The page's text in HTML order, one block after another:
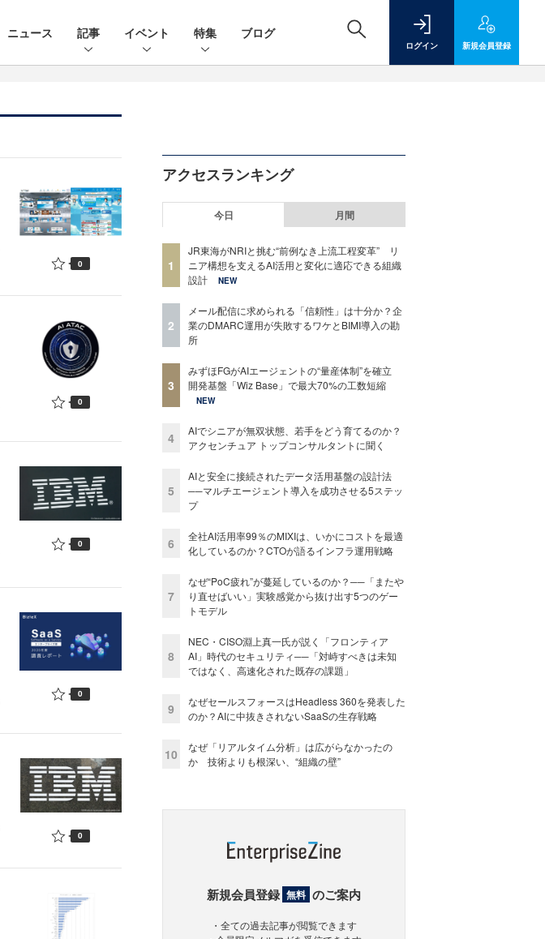
ニュース 記事 イベント 特集 ブログ
ログイン 新規会員登録
0
0
0
0
0
アクセスランキング
今日 月間
1
JR東海がNRIと挑む“前例なき上流工程変革” リ
ニア構想を支えるAI活用と変化に適応できる組織
設計
NEW
2
メール配信に求められる「信頼性」は十分か？企
業のDMARC運用が失敗するワケとBIMI導入の勘
所
3
みずほFGがAIエージェントの“量産体制”を確立
開発基盤「Wiz Base」で最大70%の工数短縮
NEW
4
AIでシニアが無双状態、若手をどう育てるのか？
アクセンチュア トップコンサルタントに聞く
5
AIと安全に接続されたデータ活用基盤の設計法
──マルチエージェント導入を成功させる5ステッ
プ
6
全社AI活用率99％のMIXIは、いかにコストを最適
化しているのか？CTOが語るインフラ運用戦略
7
なぜ“PoC疲れ”が蔓延しているのか？──「またや
り直せばいい」実験感覚から抜け出す5つのゲー
トモデル
8
NEC・CISO淵上真一氏が説く「フロンティア
AI」時代のセキュリティ──「対峙すべきは未知
ではなく、高速化された既存の課題」
9
なぜセールスフォースはHeadless 360を発表した
のか？AIに中抜きされないSaaSの生存戦略
10
なぜ「リアルタイム分析」は広がらなかったの
か 技術よりも根深い、“組織の壁”
新規会員登録 無料 のご案内
・全ての過去記事が閲覧できます